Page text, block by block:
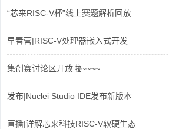
“芯来RISC-V杯”线上赛题解析回放
早春营|RISC-V处理器嵌入式开发
集创赛讨论区开放啦~~~~
发布|Nuclei Studio IDE发布新版本
直播|详解芯来科技RISC-V软硬生态